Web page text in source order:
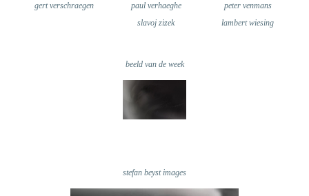
peter venmans
paul verhaeghe
gert verschraegen
lambert wiesing
slavoj zizek
beeld van de week
stefan beyst images